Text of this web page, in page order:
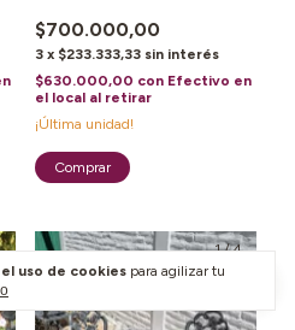
uso de cookies para agilizar tu
$700.000,00
3 x $233.333,33 sin interés
$630.000,00 con Efectivo en
el local al retirar
¡Última unidad!
1/4